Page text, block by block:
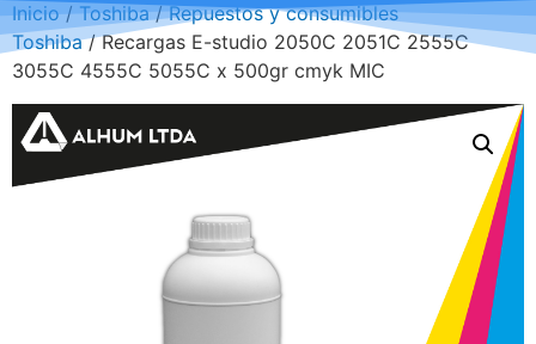
Inicio/Toshiba/Repuestos y consumibles
Toshiba/ Recargas E-studio 2050C 2051C 2555C
3055C 4555C 5055C x 500gr cmyk MIC